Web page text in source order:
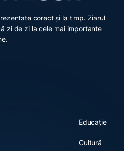
corect și la timp. Ziarul
zi de zi la cele mai importante
Educație
Cultură